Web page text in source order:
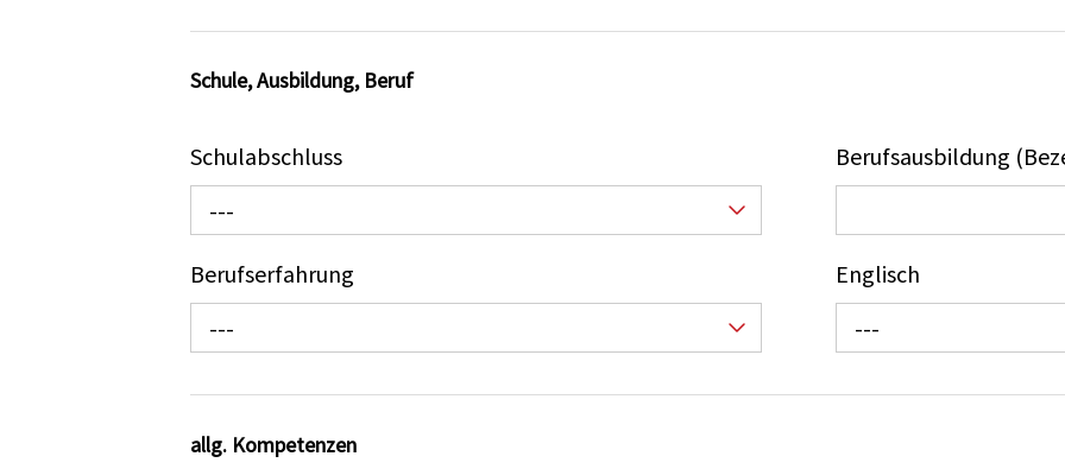
Schule, Ausbildung, Beruf
Schulabschluss
---
Berufsausbildung
Berufserfahrung
---
Englisch
---
allg. Kompetenzen